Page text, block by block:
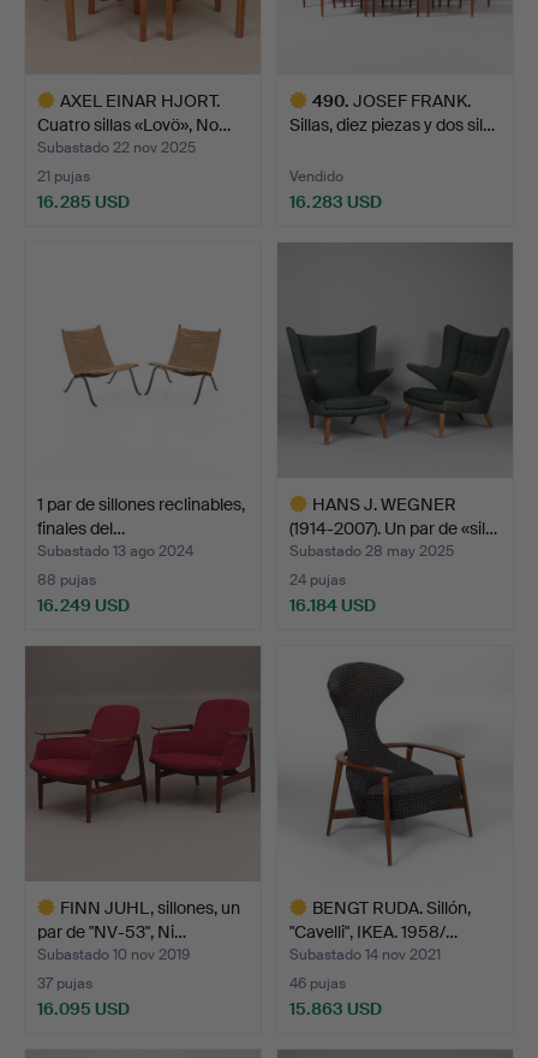
AXEL EINAR HJORT.
Cuatro sillas «Lovö», No…
Subastado 22 nov 2025
21 pujas
16.285 USD
490. JOSEF FRANK.
Sillas, diez piezas y dos sil…
Vendido
16.283 USD
1 par de sillones reclinables,
finales del…
Subastado 13 ago 2024
88 pujas
16.249 USD
HANS J. WEGNER
(1914-2007). Un par de «sil…
Subastado 28 may 2025
24 pujas
16.184 USD
seleccionado
FINN JUHL, sillones, un
par de "NV-53", Ni…
Subastado 10 nov 2019
37 pujas
16.095 USD
BENGT RUDA. Sillón,
"Cavelli", IKEA. 1958/…
Subastado 14 nov 2021
46 pujas
15.863 USD